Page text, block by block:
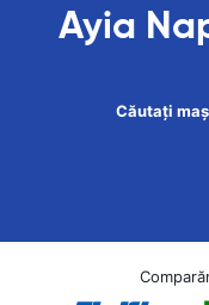
Ayia
Căutați